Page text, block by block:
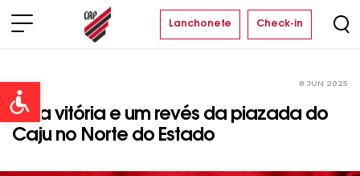
Open toolbar
Lanchonete Check-in
8 JUN 2025
Uma vitória e um revés da piazada do
Caju no Norte do Estado